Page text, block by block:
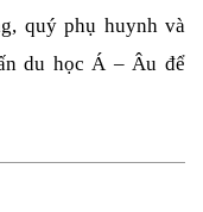
quý phụ huynh và
du học Á – Âu để